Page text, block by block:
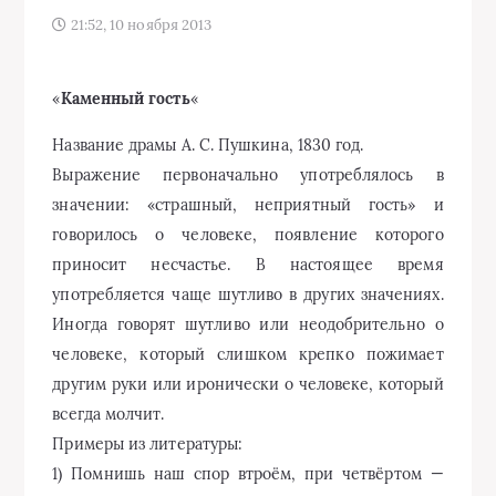
21:52, 10 ноября 2013
«Каменный гость«
Название драмы А. С. Пушкина, 1830 год.
Выражение первоначально употреблялось в
значении: «страшный, неприятный гость» и
говорилось о человеке, появление которого
приносит несчастье. В настоящее время
употребляется чаще шутливо в других значениях.
Иногда говорят шутливо или неодобрительно о
человеке, который слишком крепко пожимает
другим руки или иронически о человеке, который
всегда молчит.
Примеры из литературы:
1) Помнишь наш спор втроём, при четвёртом —